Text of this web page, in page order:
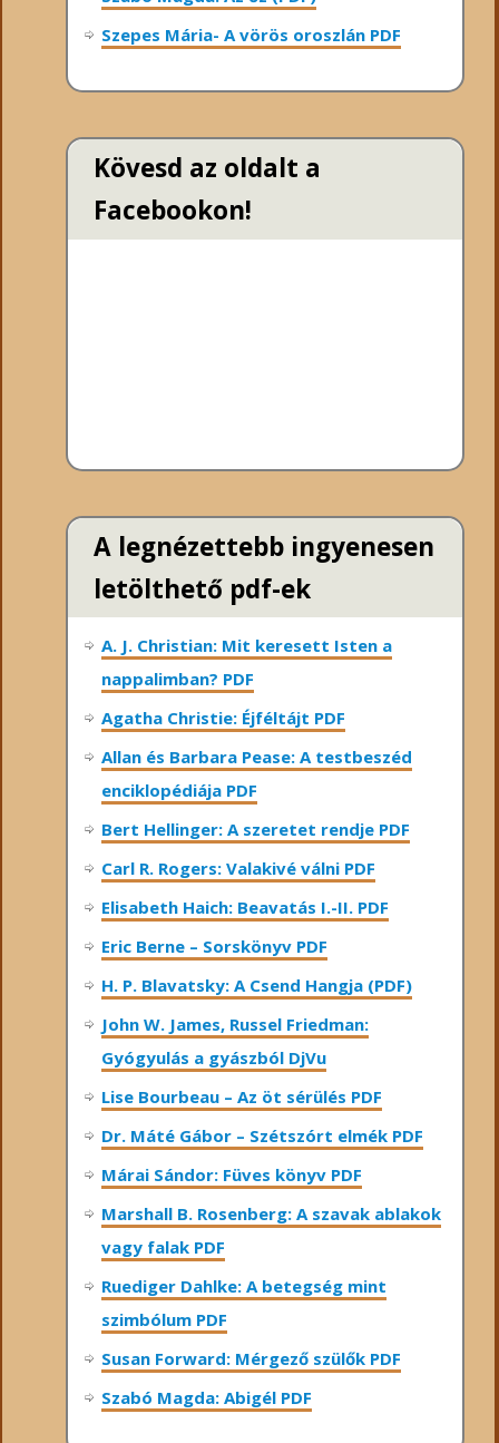
Szepes Mária- A vörös oroszlán PDF
Kövesd az oldalt a
Facebookon!
A legnézettebb ingyenesen
letölthető pdf-ek
A. J. Christian: Mit keresett Isten a
nappalimban? PDF
Agatha Christie: Éjféltájt PDF
Allan és Barbara Pease: A testbeszéd
enciklopédiája PDF
Bert Hellinger: A ​szeretet rendje PDF
Carl R. Rogers: Valakivé válni PDF
Elisabeth Haich: Beavatás I.-II. PDF
Eric Berne – Sorskönyv PDF
H. P. Blavatsky: A Csend Hangja (PDF)
John W. James, Russel Friedman:
Gyógyulás a gyászból DjVu
Lise Bourbeau – Az öt sérülés PDF
Dr. Máté Gábor – Szétszórt elmék PDF
Márai Sándor: Füves könyv PDF
Marshall B. Rosenberg: A szavak ablakok
vagy falak PDF
Ruediger Dahlke: A betegség mint
szimbólum PDF
Susan Forward: Mérgező szülők PDF
Szabó Magda: Abigél PDF